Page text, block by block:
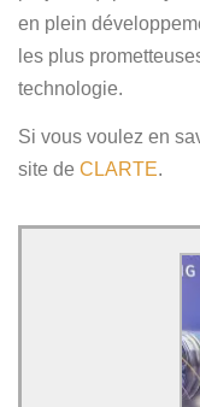
en plein
les plus
technologie.
Si vous voulez en
site de CLARTE.